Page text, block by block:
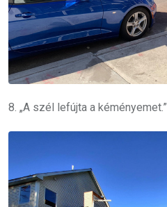
8. „A szél lefújta a kéményemet.”